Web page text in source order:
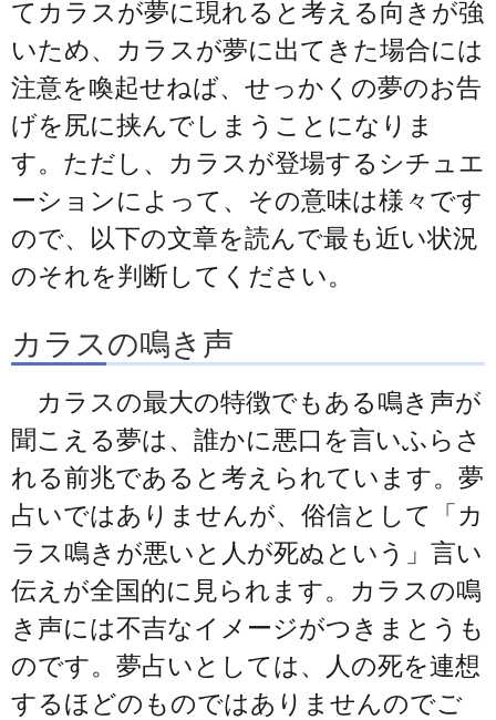
てカラスが夢に現れると考える向きが強
いため、カラスが夢に出てきた場合には
注意を喚起せねば、せっかくの夢のお告
げを尻に挟んでしまうことになりま
す。ただし、カラスが登場するシチュエ
ーションによって、その意味は様々です
ので、以下の文章を読んで最も近い状況
のそれを判断してください。
カラスの鳴き声
カラスの最大の特徴でもある鳴き声が
聞こえる夢は、誰かに悪口を言いふらさ
れる前兆であると考えられています。夢
占いではありませんが、俗信として「カ
ラス鳴きが悪いと人が死ぬという」言い
伝えが全国的に見られます。カラスの鳴
き声には不吉なイメージがつきまとうも
のです。夢占いとしては、人の死を連想
するほどのものではありませんのでご